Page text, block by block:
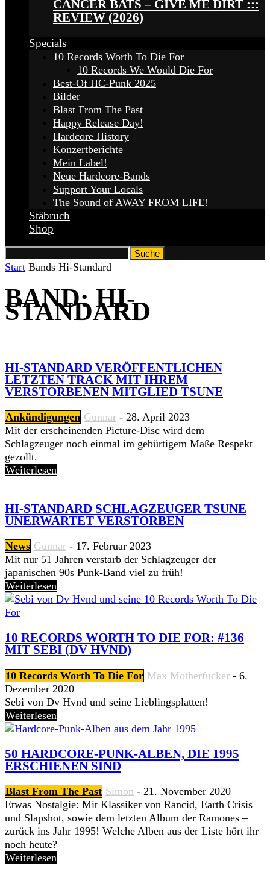
CANCER BATS – GIVE ME DIRT :::
REVIEW (2026)
Specials
10 Records Worth To Die For
10 Records We Would Die For
Best-Of HC-Punk 2025
Bilder
Blast From The Past
Happy Release Day!
Hardcore History
Konzertberichte
Mein Label!
Neue Hardcore-Bands
Support Your Locals
The Sound of AWAY FROM LIFE!
Stäbruch
Shop
Start Bands Hi-Standard
BAND: HI-
STANDARD
HI-STANDARD VERÖFFENTLICHEN
LETZTEN TRACK MIT IHREM
VERSTORBENEN MITGLIED TSUNE
Ankündigungen Gunnar - 28. April 2023
Mit der erscheinenden Picture-Disc wird dem
Schlagzeuger noch einmal im gebürtigem Maße Respekt
gezollt.
Weiterlesen
HI-STANDARD SCHLAGZEUGER TSUNE
UNERWARTET VERSTORBEN
News Gunnar - 17. Februar 2023
Mit nur 51 Jahren verstarb der Schlagzeuger der
japanischen 90s Punk-Band viel zu früh!
Weiterlesen
10 RECORDS WORTH TO DIE FOR: #136
MIT SEBI (DV HVND)
10 Records Worth To Die For Max Motherfucker - 6.
Dezember 2020
Sebi von Dv Hvnd und seine Lieblingsplatten!
Weiterlesen
50 HARDCORE-PUNK-ALBEN, DIE 1995
ERSCHIENEN SIND
Blast From The Past Simon - 21. November 2020
Etwas Nostalgie: Mit Klassiker von Rancid, Earth Crisis
und Slapshot, sowie dem letzten Album der Ramones –
zurück ins Jahr 1995! Welche Alben aus der Liste hört ihr
noch heute?
Weiterlesen